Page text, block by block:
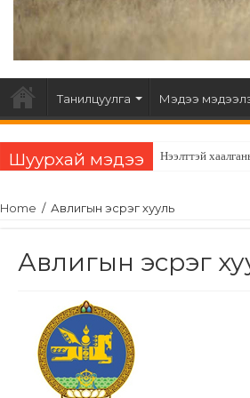
Танилцуулга Мэдээ
Шуурхай мэдээ Нээлттэй
АВЛИГАТАЙ
Home / Авлигын эсрэг хууль
Авлигын эсрэг